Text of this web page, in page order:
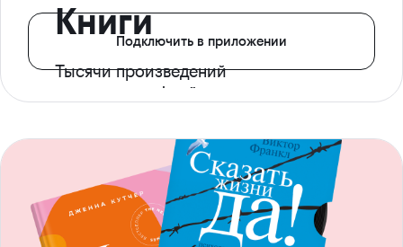
Книги
Тысячи произведений
с доступом офлайн
Подключить в приложении